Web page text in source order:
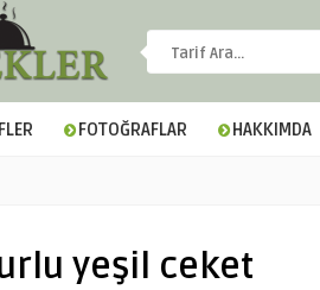
FOTOĞRAFLAR HAKKIMDA
yeşil ceket